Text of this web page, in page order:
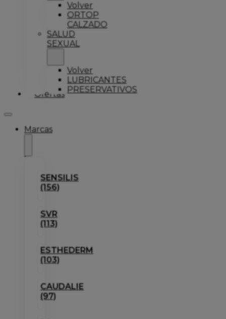
Volver
ORTOP
CALZADO
SALUD
SEXUAL
Volver
LUBRICANTES
PRESERVATIVOS
Ofertas
Marcas
SENSILIS
(156)
SVR
(113)
ESTHEDERM
(103)
CAUDALIE
(97)